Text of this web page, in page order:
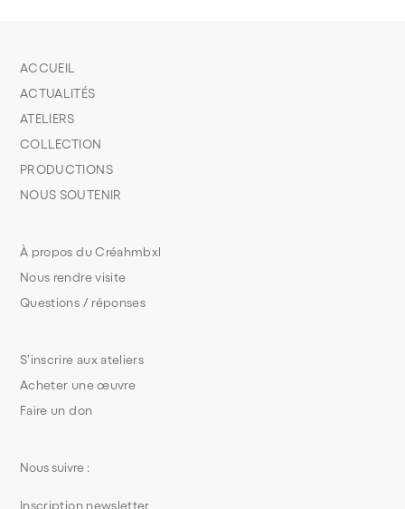
S’inscrire aux ateliers
Acheter une œuvre
Faire un don
À propos du Créahmbxl
Nous rendre visite
Questions / réponses
ACCUEIL
ACTUALITÉS
ATELIERS
COLLECTION
PRODUCTIONS
NOUS SOUTENIR
Nous suivre :
Inscription newsletter